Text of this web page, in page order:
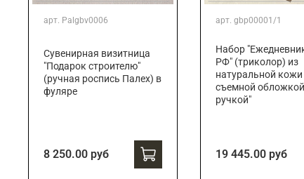
арт. Palgbv0006
Сувенирная визитница
"Подарок строителю"
(ручная роспись Палех) в
фуляре
8 250.00 руб
арт. gbp00001/1
Набор
РФ" (триколор) из
натуральной кожи
съемной
ручкой"
19 445.00 руб